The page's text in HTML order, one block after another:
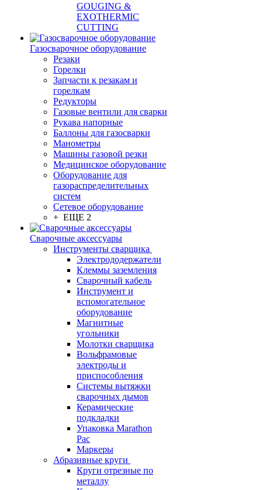
GOUGING &
EXOTHERMIC
CUTTING
Газосварочное оборудование
Резаки
Горелки
Запчасти к резакам и
горелкам
Редукторы
Газовые вентили для сварки
Рукава напорные
Баллоны для газосварки
Манометры
Машины газовой резки
Медицинское оборудование
Оборудование для
газораспределительных
систем
Сетевое оборудование
+ ЕЩЕ 2
Сварочные аксессуары
Инструменты сварщика
Электрододержатели
Клеммы заземления
Сварочный кабель
Инструмент и
вспомогательное
оборудование
Магнитные
угольники
Молотки сварщика
Вольфрамовые
электроды и
приспособления
Системы вытяжки
сварочных дымов
Керамические
подкладки
Упаковка Marathon
Pac
Маркеры
Абразивные круги
Круги отрезные по
металлу